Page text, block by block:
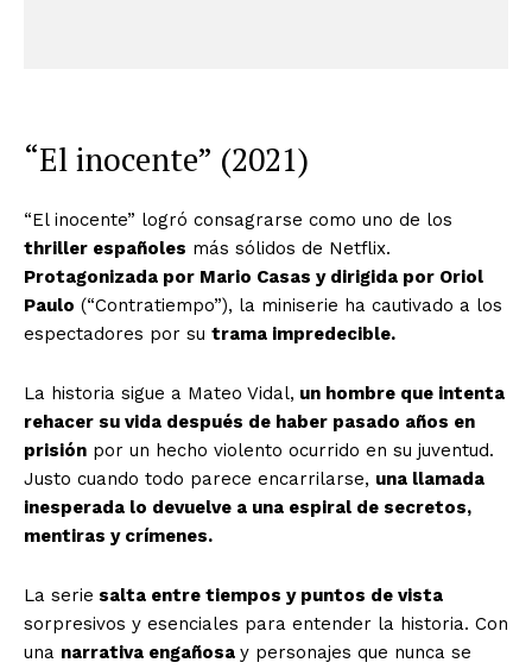
“El inocente” (2021)
“El inocente” logró consagrarse como uno de los
thriller españoles más sólidos de Netflix.
Protagonizada por Mario Casas y dirigida por Oriol
Paulo (“Contratiempo”), la miniserie ha cautivado a los
espectadores por su trama impredecible.
La historia sigue a Mateo Vidal, un hombre que intenta
rehacer su vida después de haber pasado años en
prisión por un hecho violento ocurrido en su juventud.
Justo cuando todo parece encarrilarse, una llamada
inesperada lo devuelve a una espiral de secretos,
mentiras y crímenes.
La serie salta entre tiempos y puntos de vista
sorpresivos y esenciales para entender la historia. Con
una narrativa engañosa y personajes que nunca se